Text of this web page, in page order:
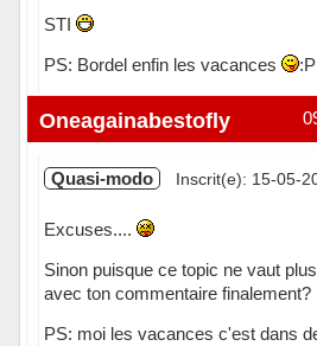
STI
PS: Bordel enfin les vacances
:P
Hors ligne
Oneagainabestofly
Quasi-modo Inscrit(e): 15-05-
Excuses....
Sinon puisque ce topic ne vaut
avec ton commentaire finalement?
PS: moi les vacances c'est dans